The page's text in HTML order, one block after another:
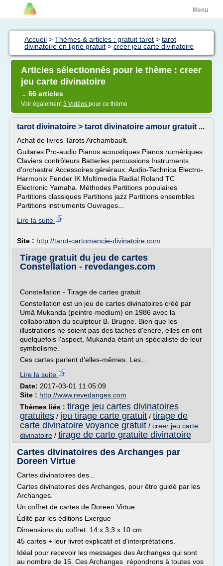
Menu
Accueil > Thèmes & articles : gratuit tarot > tarot
divinatoire en ligne gratuit > creer jeu carte divinatoire
Articles sélectionnés pour le thème : creer
jeu carte divinatoire
→ 66 articles
Voir également3 Vidéos pour ce thème
tarot divinatoire > tarot divinatoire amour gratuit ...
Achat de livres Tarots Archambault.
Guitares Pro-audio Pianos acoustiques Pianos numériques
Claviers contrôleurs Batteries percussions Instruments
d'orchestre' Accessoires généraux. Audio-Technica Electro-
Harmonix Fender IK Multimedia Radial Roland TC
Electronic Yamaha. Méthodes Partitions populaires
Partitions classiques Partitions jazz Partitions ensembles
Partitions instruments Ouvrages...
Lire la suite
Site : http://tarot-cartomancie-divinatoire.com
Tirage gratuit du jeu de cartes
Constellation - revedanges.com
Constellation - Tirage de cartes gratuit
Constellation est un jeu de cartes divinatoires créé par
Umâ Mukanda (peintre-medium) en 1986 avec la
collaboration du sculpteur B. Brugne. Bien que les
illustrations ne soient pas des taches d'encre, elles en ont
quelquefois l'aspect, Mukanda étant un spécialiste de leur
symbolisme.
Ces cartes parlent d'elles-mêmes. Les...
Lire la suite
Date: 2017-03-01 11:05:09
Site : http://www.revedanges.com
Thèmes liés : tirage jeu cartes divinatoires
gratuites / jeu tirage carte gratuit / tirage de
carte divinatoire voyance gratuit / creer jeu carte
divinatoire / tirage de carte gratuite divinatoire
Cartes divinatoires des Archanges par
Doreen Virtue
Cartes divinatoires des...
Cartes divinatoires des Archanges, pour être guidé par les
Archanges.
Un coffret de cartes de Doreen Virtue
Édité par les éditions Exergue
Dimensions du coffret: 14 x 3,3 x 10 cm
45 cartes + leur livret explicatif et d'interprétations.
Idéal pour recevoir les messages des Archanges qui sont
au nombre de 15. Ces Archanges répondrons à toutes vos